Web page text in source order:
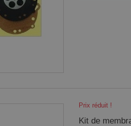
Prix réduit !
Kit de